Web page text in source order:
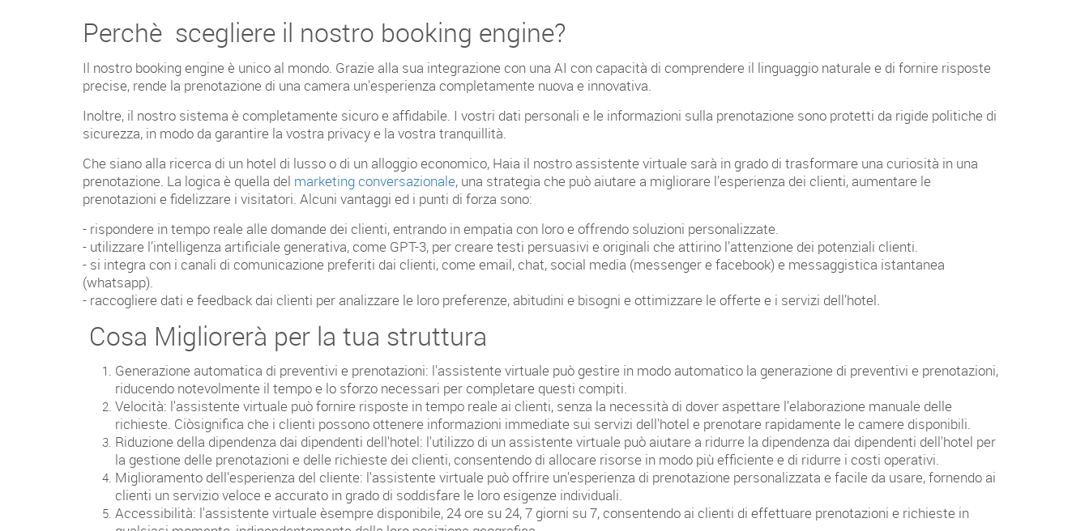
Perchè scegliere il nostro booking engine?
Il nostro booking engine è unico al mondo. Grazie alla sua integrazione con una AI con capacità di comprendere il linguaggio naturale e di fornire risposte
precise, rende la prenotazione di una camera un'esperienza completamente nuova e innovativa.
Inoltre, il nostro sistema è completamente sicuro e affidabile. I vostri dati personali e le informazioni sulla prenotazione sono protetti da rigide politiche di
sicurezza, in modo da garantire la vostra privacy e la vostra tranquillità.
Che siano alla ricerca di un hotel di lusso o di un alloggio economico, Haia il nostro assistente virtuale sarà in grado di trasformare una curiosità in una
prenotazione. La logica è quella del marketing conversazionale, una strategia che può aiutare a migliorare l’esperienza dei clienti, aumentare le
prenotazioni e fidelizzare i visitatori. Alcuni vantaggi ed i punti di forza sono:
- rispondere in tempo reale alle domande dei clienti, entrando in empatia con loro e offrendo soluzioni personalizzate.
- utilizzare l’intelligenza artificiale generativa, come GPT-3, per creare testi persuasivi e originali che attirino l’attenzione dei potenziali clienti.
- si integra con i canali di comunicazione preferiti dai clienti, come email, chat, social media (messenger e facebook) e messaggistica istantanea
(whatsapp).
- raccogliere dati e feedback dai clienti per analizzare le loro preferenze, abitudini e bisogni e ottimizzare le offerte e i servizi dell’hotel.
Cosa Migliorerà per la tua struttura
Generazione automatica di preventivi e prenotazioni: l'assistente virtuale può gestire in modo automatico la generazione di preventivi e prenotazioni,
riducendo notevolmente il tempo e lo sforzo necessari per completare questi compiti.
Velocità: l'assistente virtuale può fornire risposte in tempo reale ai clienti, senza la necessità di dover aspettare l'elaborazione manuale delle
richieste. Ciòsignifica che i clienti possono ottenere informazioni immediate sui servizi dell'hotel e prenotare rapidamente le camere disponibili.
Riduzione della dipendenza dai dipendenti dell'hotel: l'utilizzo di un assistente virtuale può aiutare a ridurre la dipendenza dai dipendenti dell'hotel per
la gestione delle prenotazioni e delle richieste dei clienti, consentendo di allocare risorse in modo più efficiente e di ridurre i costi operativi.
Miglioramento dell'esperienza del cliente: l'assistente virtuale può offrire un'esperienza di prenotazione personalizzata e facile da usare, fornendo ai
clienti un servizio veloce e accurato in grado di soddisfare le loro esigenze individuali.
Accessibilità: l'assistente virtuale èsempre disponibile, 24 ore su 24, 7 giorni su 7, consentendo ai clienti di effettuare prenotazioni e richieste in